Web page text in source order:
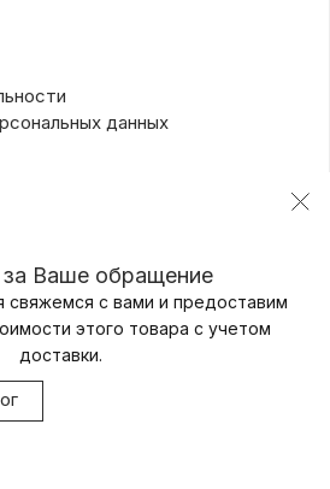
данных
Ваше обращение
с вами и предоставим
этого товара с учетом
доставки.